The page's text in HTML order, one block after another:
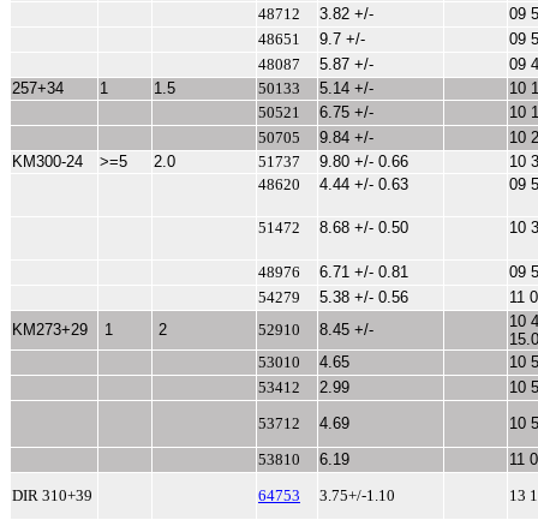
48712
3.82 +/-
09
48651
9.7 +/-
09
48087
5.87 +/-
09
257+34
1 1.5 50133 5.14 +/-
10
50521
6.75 +/-
10
50705
9.84 +/-
10
KM300-24
>=5 2.0 51737 9.80 +/- 0.66
10
48620
4.44 +/- 0.63 09
51472 8.68 +/- 0.50 10
48976 6.71 +/- 0.81
09
54279
5.38 +/- 0.56
11
KM273+29
1 2 52910 8.45 +/-
10
53010
4.65
10
53412
2.99
10
53712
4.69
10
53810
6.19
11
DIR 310+39
64753 3.75+/-1.10 13